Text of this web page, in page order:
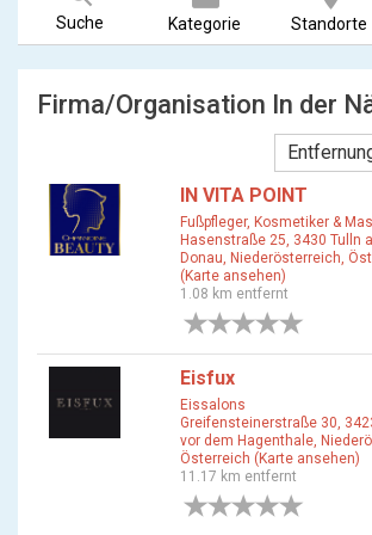
Suche Kategorie Standorte
Firma/Organisation In der
IN VITA POINT
Fußpfleger, Kosmetiker &
Hasenstraße 25, 3430 Tulln
Donau, Niederösterreich,
(Karte ansehen)
1.08 km entfernt
Eisfux
Eissalons
Greifensteinerstraße 30,
vor dem Hagenthale,
Österreich (Karte ansehen)
11.17 km entfernt